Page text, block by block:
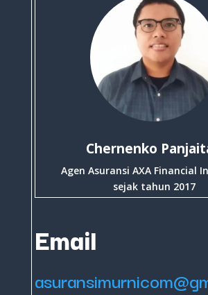
Chernenko
Agen Asuransi AXA Financial
sejak tahun 2017
Email